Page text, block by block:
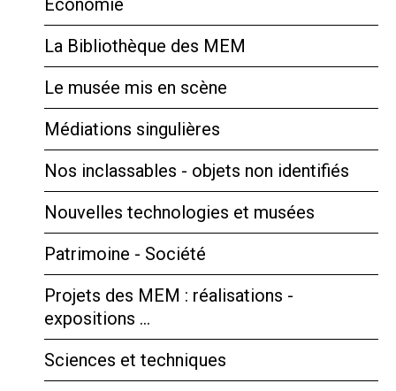
Economie
La Bibliothèque des MEM
Le musée mis en scène
Médiations singulières
Nos inclassables - objets non identifiés
Nouvelles technologies et musées
Patrimoine - Société
Projets des MEM : réalisations -
expositions …
Sciences et techniques